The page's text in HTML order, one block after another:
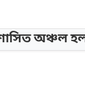
অঞ্চল